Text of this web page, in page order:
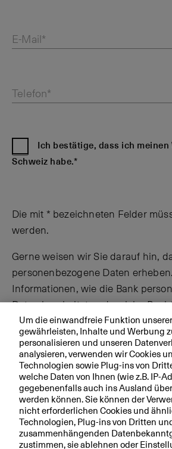
E-Mail*
Telefon*
Ich bestätige, dass ich
Schweiz habe.*
Die mit * bezeichneten Felder
werden.
Gerne weisen wir Sie darauf hin,
personenbezogene Daten
Informationen, wie die Bank
Daten bearbeitet und welche
zustehen, verweisen wir auf
Datenschutzerklärung.
Bitte geben Sie die Zeichen über
Um die einwandfreie Funktion
gewährleisten, Inhalte und Werbung
personalisieren und unseren
analysieren, verwenden wir Cookies
Technologien sowie Plug-ins von
welche Daten von Ihnen (wie z.B. IP-
gegebenenfalls auch ins Ausland
werden können. Sie können der
nicht erforderlichen Cookies und
Technologien, Plug-ins von Dritten
zusammenhängenden
zustimmen, sie ablehnen oder